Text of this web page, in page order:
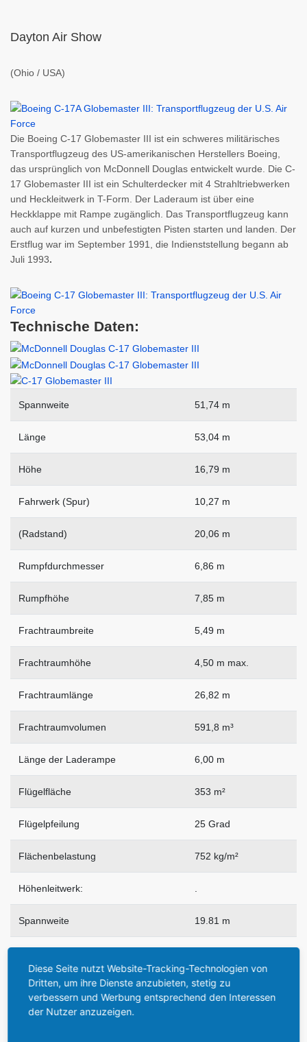
Dayton Air Show
(Ohio / USA)
Die Boeing C-17 Globemaster III ist ein schweres militärisches
Transportflugzeug des US-amerikanischen Herstellers Boeing,
das ursprünglich von McDonnell Douglas entwickelt wurde. Die C-
17 Globemaster III ist ein Schulterdecker mit 4 Strahltriebwerken
und Heckleitwerk in T-Form. Der Laderaum ist über eine
Heckklappe mit Rampe zugänglich. Das Transportflugzeug kann
auch auf kurzen und unbefestigten Pisten starten und landen. Der
Erstflug war im September 1991, die Indienststellung begann ab
Juli 1993.
Technische Daten:
Spannweite 51,74 m
Länge 53,04 m
Höhe 16,79 m
Fahrwerk (Spur) 10,27 m
(Radstand) 20,06 m
Rumpfdurchmesser 6,86 m
Rumpfhöhe 7,85 m
Frachtraumbreite 5,49 m
Frachtraumhöhe 4,50 m max.
Frachtraumlänge 26,82 m
Frachtraumvolumen 591,8 m³
Länge der Laderampe 6,00 m
Flügelfläche 353 m²
Flügelpfeilung 25 Grad
Flächenbelastung 752 kg/m²
Höhenleitwerk:
Spannweite 19.81 m
Pfeilung
Diese Seite nutzt Website-Tracking-Technologien von
Dritten, um ihre Dienste anzubieten, stetig zu
verbessern und Werbung entsprechend den Interessen
der Nutzer anzuzeigen.